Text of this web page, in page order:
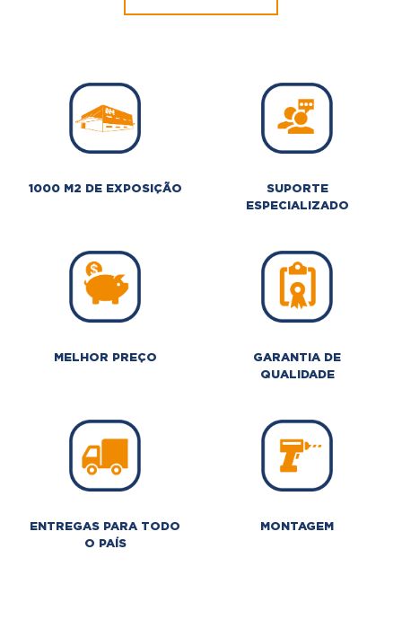
1000 M2 DE EXPOSIÇÃO
SUPORTE
ESPECIALIZADO
MELHOR PREÇO
GARANTIA DE
QUALIDADE
ENTREGAS PARA TODO
O PAÍS
MONTAGEM